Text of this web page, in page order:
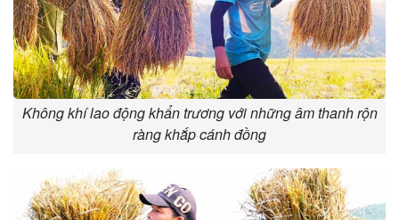
Không khí lao động khẩn trương với những âm thanh rộn
ràng khắp cánh đồng